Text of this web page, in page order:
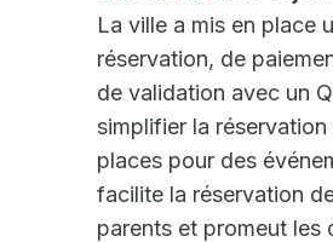
La ville a mis en place
réservation, de
de validation avec un
simplifier la réservation
places pour des
facilite la réservation
parents et promeut les